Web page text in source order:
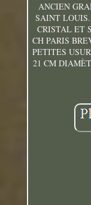
ANCIEN
SAINT
CRISTAL ET
CH PARIS
PETITES
21 CM